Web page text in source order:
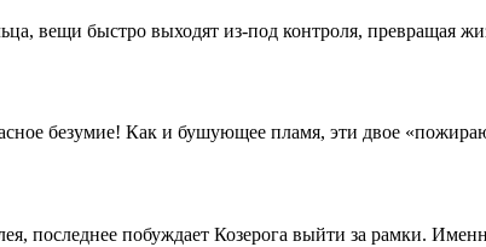
вещи быстро выходят из-под контроля, превращая
безумие! Как и бушующее пламя, эти двое
последнее побуждает Козерога выйти за рамки.